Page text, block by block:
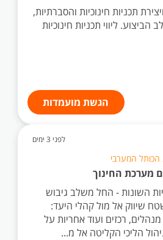
תכניות חינוכיות והסברתיות,
ליווי תכניות חינוכיות
הגשת מועמדות
לפני 3 ימים
המערבי
מערכת החינוך
השונות - החל משלב גיבוש
שיווק אל מול קהלי היעד:
רכזים ועוד אחריות על
הליכי הקליטה אל מ...